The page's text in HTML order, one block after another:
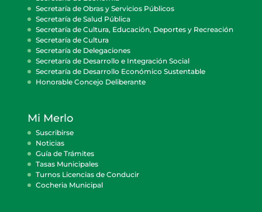
Secretaría de Obras y Servicios Públicos
Secretaría de Salud Pública
Secretaría de Cultura, Educación, Deportes y Recreación
Secretaría de Cultura
Secretaría de Delegaciones
Secretaría de Desarrollo e Integración Social
Secretaría de Desarrollo Económico Sustentable
Honorable Concejo Deliberante
Mi Merlo
Suscribirse
Noticias
Guía de Trámites
Tasas Municipales
Turnos Licencias de Conducir
Cocheria Municipal